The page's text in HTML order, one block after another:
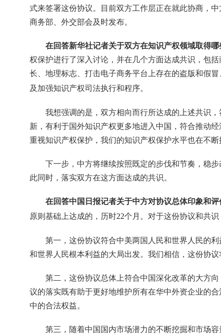
式来签署这份协议。目前双方工作层正在就此协商，
商务部、外交部会及时发布。
在回答新华社记者关于双方在知识产权领域取得
权保护进行了深入讨论，并在几个方面达成共识，包
长、地理标志、打击电子商务平台上存在的盗版和假
及加强知识产权司法执行和程序。
我想强调的是，双方相向而行所达成的上述共识
新，有利于国外知识产权更多地进入中国，符合推动
重视知识产权保护，我们的知识产权保护水平也在不
下一步，中方将继续按照既定的步伐和节奏，稳
此同时，落实双方在这方面达成的共识。
在回答中国日报记者关于中方对协议总体印象和
原则基础上达成的，历时22个月。对于这份协议和共
第一，这份协议符合中美两国人民和世界人民的
和世界人民根本利益的大局出发。我们相信，这份协
第二，这份协议总体上符合中国深化改革的大方
议的落实既有助于更好地维护所有在华中外资企业的
中的合法权益。
第三，随着中国国内市场潜力的不断挖掘和市场